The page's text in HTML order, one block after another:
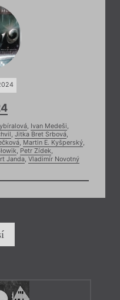
, Ivan Medeši,
, Jitka Bret Srbová,
, Martin E. Kyšperský,
, Petr Zídek,
Janda, Vladimír Novotný